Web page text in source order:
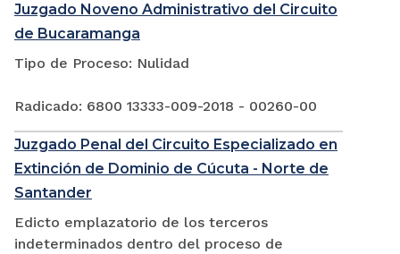
Juzgado Noveno Administrativo del Circuito
de Bucaramanga
Tipo de Proceso: Nulidad
Radicado: 6800 13333-009-2018 - 00260-00
Juzgado Penal del Circuito Especializado en
Extinción de Dominio de Cúcuta - Norte de
Santander
Edicto emplazatorio de los terceros
indeterminados dentro del proceso de